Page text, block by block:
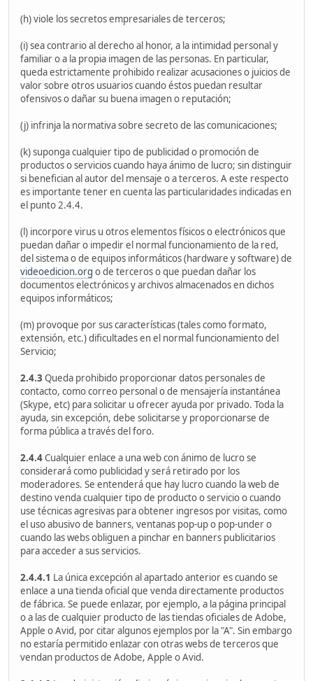
(h) viole los secretos empresariales de terceros;
(i) sea contrario al derecho al honor, a la intimidad personal y
familiar o a la propia imagen de las personas. En particular,
queda estrictamente prohibido realizar acusaciones o juicios de
valor sobre otros usuarios cuando éstos puedan resultar
ofensivos o dañar su buena imagen o reputación;
(j) infrinja la normativa sobre secreto de las comunicaciones;
(k) suponga cualquier tipo de publicidad o promoción de
productos o servicios cuando haya ánimo de lucro; sin distinguir
si benefician al autor del mensaje o a terceros. A este respecto
es importante tener en cuenta las particularidades indicadas en
el punto 2.4.4.
(l) incorpore virus u otros elementos físicos o electrónicos que
puedan dañar o impedir el normal funcionamiento de la red,
del sistema o de equipos informáticos (hardware y software) de
videoedicion.org o de terceros o que puedan dañar los
documentos electrónicos y archivos almacenados en dichos
equipos informáticos;
(m) provoque por sus características (tales como formato,
extensión, etc.) dificultades en el normal funcionamiento del
Servicio;
2.4.3 Queda prohibido proporcionar datos personales de
contacto, como correo personal o de mensajería instantánea
(Skype, etc) para solicitar u ofrecer ayuda por privado. Toda la
ayuda, sin excepción, debe solicitarse y proporcionarse de
forma pública a través del foro.
2.4.4Cualquier enlace a una web con ánimo de lucro se
considerará como publicidad y será retirado por los
moderadores. Se entenderá que hay lucro cuando la web de
destino venda cualquier tipo de producto o servicio o cuando
use técnicas agresivas para obtener ingresos por visitas, como
el uso abusivo de banners, ventanas pop-up o pop-under o
cuando las webs obliguen a pinchar en banners publicitarios
para acceder a sus servicios.
2.4.4.1 La única excepción al apartado anterior es cuando se
enlace a una tienda oficial que venda directamente productos
de fábrica. Se puede enlazar, por ejemplo, a la página principal
o a las de cualquier producto de las tiendas oficiales de Adobe,
Apple o Avid, por citar algunos ejemplos por la "A". Sin embargo
no estaría permitido enlazar con otras webs de terceros que
vendan productos de Adobe, Apple o Avid.